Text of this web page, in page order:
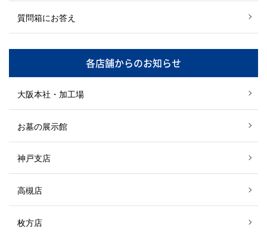
質問箱にお答え
各店舗からのお知らせ
大阪本社・加工場
お墓の展示館
神戸支店
高槻店
枚方店